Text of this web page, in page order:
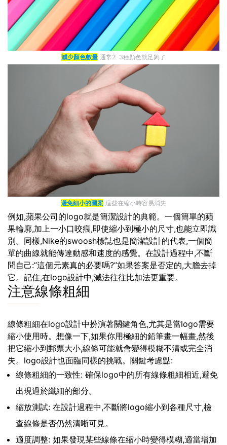
減少顏色數量 通常2-3種顏色就足夠了
避免細小的圖案 這些在縮小時容易消失
例如,蘋果公司的logo就是簡潔設計的典範。一個簡單的蘋
果輪廓,加上一小口咬痕,即使縮小到極小的尺寸,也能立即識
別。同樣,Nike的swoosh標誌也是簡潔設計的代表,一個簡
單的曲線就能傳達動感和速度的感覺。在設計過程中,不斷
問自己:”這個元素真的必要嗎?”如果答案是否定的,大膽去掉
它。記住,在logo設計中,減法往往比加法更重要。
注意線條粗細
線條粗細在logo設計中扮演著關鍵角色,尤其是當logo需要
縮小使用時。想像一下,如果你用極細的鉛筆畫一幅畫,然後
把它縮小到郵票大小,線條可能就會變得模糊不清或完全消
失。logo設計也面臨同樣的挑戰。關鍵考慮點:
線條粗細的一致性: 確保logo中的所有線條粗細相近,避免
出現過於纖細的部分。
縮放測試: 在設計過程中,不斷將logo縮小到各種尺寸,檢
查線條是否仍然清晰可見。
適度調整: 如果發現某些線條在縮小時變得模糊,適當增加